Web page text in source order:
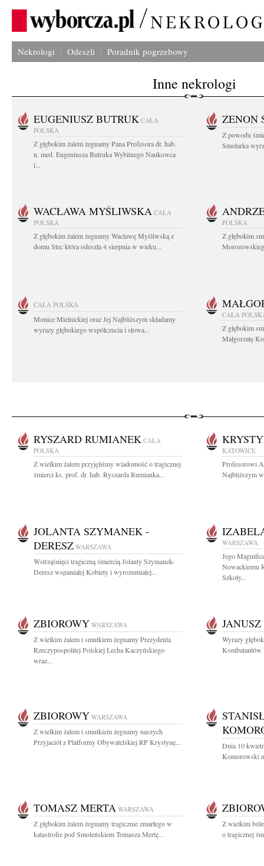
Nekrologi Odeszli Poradnik pogrzebowy
Inne nekrologi
EUGENIUSZ BUTRUK CAŁA
POLSKA
Z głębokim żalem żegnamy Pana Profesora dr. hab.
n. med. Eugeniusza Butruka Wybitnego Naukowca
i...
ZENON
Z powodu
Smolarka
WACŁAWA MYŚLIWSKA CAŁA
POLSKA
Z głębokim żalem żegnamy Wacławę Myśliwską z
domu Stec która odeszła 4 sierpnia w wieku...
POLSKA
Z głębokim
CAŁA POLSKA
Monice Mielnickiej oraz Jej Najbliższym składamy
wyrazy głębokiego współczucia i słowa...
CAŁA
Z głębokim
Małgorzatę
RYSZARD RUMIANEK CAŁA
POLSKA
Z wielkim żalem przyjęliśmy wiadomość o tragicznej
śmierci ks. prof. dr. hab. Ryszarda Rumianka...
KATOWICE
Profesorowi
Najbliższym
JOLANTA SZYMANEK -
DERESZ WARSZAWA
Wstrząśnięci tragiczną śmiercią Jolanty Szymanek-
Deresz wspaniałej Kobiety i wyrozumiałej...
WARSZAWA
Jego
Nowackiemu
Szkoły...
ZBIOROWY WARSZAWA
Z wielkim żalem i smutkiem żegnamy Prezydenta
Rzeczypospolitej Polskiej Lecha Kaczyńskiego
wraz...
Wyrazy
Kombatantów
ZBIOROWY WARSZAWA
Z wielkim żalem i smutkiem żegnamy naszych
Przyjaciół z Platformy Obywatelskiej RP Krystynę...
Dnia 10
Komorowski
TOMASZ MERTA WARSZAWA
Z głębokim żalem żegnamy tragicznie zmarłego w
katastrofie pod Smoleńskiem Tomasza Mertę...
Z wielkim
o tragicznej